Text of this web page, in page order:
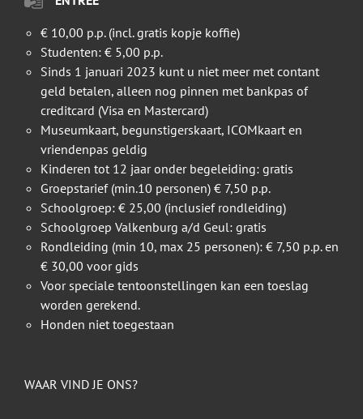
€ 10,00 p.p. (incl. gratis kopje koffie)
Studenten: € 5,00 p.p.
Sinds 1 januari 2023 kunt u niet meer met contant
geld betalen, alleen nog pinnen met bankpas of
creditcard (Visa en Mastercard)
Museumkaart, begunstigerskaart, ICOMkaart en
vriendenpas geldig
Kinderen tot 12 jaar onder begeleiding: gratis
Groepstarief (min.10 personen) € 7,50 p.p.
Schoolgroep: € 25,00 (inclusief rondleiding)
Schoolgroep Valkenburg a/d Geul: gratis
Rondleiding (min 10, max 25 personen): € 7,50 p.p. en
€ 30,00 voor gids
Voor speciale tentoonstellingen kan een toeslag
worden gerekend.
Honden niet toegestaan
WAAR VIND JE ONS?